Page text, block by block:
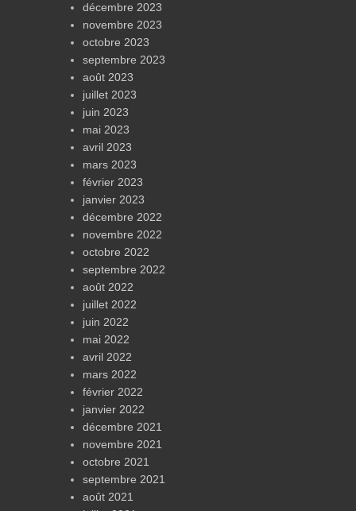
décembre 2023
novembre 2023
octobre 2023
septembre 2023
août 2023
juillet 2023
juin 2023
mai 2023
avril 2023
mars 2023
février 2023
janvier 2023
décembre 2022
novembre 2022
octobre 2022
septembre 2022
août 2022
juillet 2022
juin 2022
mai 2022
avril 2022
mars 2022
février 2022
janvier 2022
décembre 2021
novembre 2021
octobre 2021
septembre 2021
août 2021